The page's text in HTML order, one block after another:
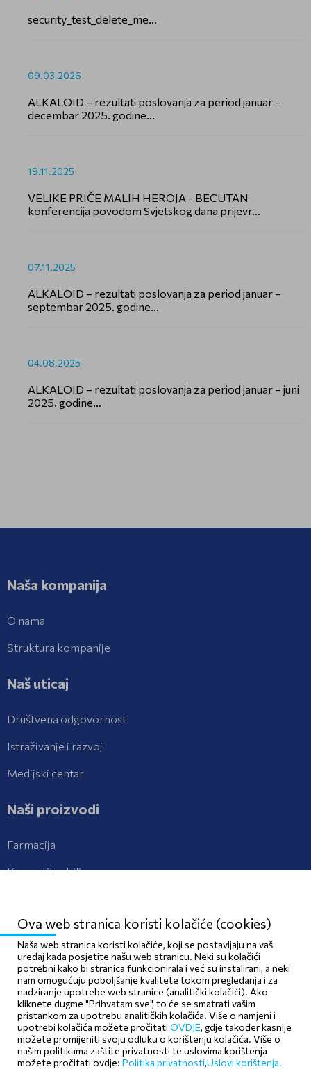
security_test_delete_me...
09.03.2026
ALKALOID – rezultati poslovanja za period januar –
decembar 2025. godine...
19.11.2025
VELIKE PRIČE MALIH HEROJA - BECUTAN
konferencija povodom Svjetskog dana prijevr...
07.11.2025
ALKALOID – rezultati poslovanja za period januar –
septembar 2025. godine...
04.08.2025
ALKALOID – rezultati poslovanja za period januar – juni
2025. godine...
Naša kompanija
O nama
Struktura kompanije
Naš uticaj
Društvena odgovornost
Istraživanje i razvoj
Medijski centar
Naši proizvodi
Farmacija
Kozmetika, bilje
Kontakt
Prijava neželjenih djelovanja lijeka
Pravila privatnosti
Politika kolačića
Politika upotrebe
Ova web stranica koristi kolačiće (cookies)
Naša web stranica koristi kolačiće, koji se postavljaju na vaš
uređaj kada posjetite našu web stranicu. Neki su kolačići
potrebni kako bi stranica funkcionirala i već su instalirani, a neki
nam omogućuju poboljšanje kvalitete tokom pregledanja i za
nadziranje upotrebe web stranice (analitički kolačići). Ako
kliknete dugme "Prihvatam sve", to će se smatrati vašim
pristankom za upotrebu analitičkih kolačića. Više o namjeni i
upotrebi kolačića možete pročitati OVDJE, gdje također kasnije
možete promijeniti svoju odluku o korištenju kolačića. Više o
našim politikama zaštite privatnosti te uslovima korištenja
možete pročitati ovdje: Politika privatnosti,Uslovi korištenja.